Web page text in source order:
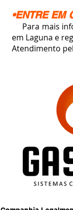
•ENTRE EM
Para mais
em Laguna e
Atendimento